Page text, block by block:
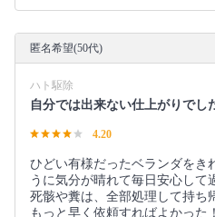
匿名希望(50代)
ハト駆除
自分では出来ない仕上がりでし
4.20
ひどい有様だったベランダをき
うに気分が晴れて毎日安心して
死骸や糞は、全部処理して持ち
もっと早く依頼すればよかった！